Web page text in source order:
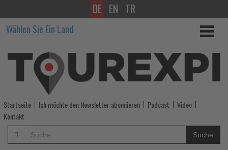
Fehlende
Poolliegen
können
Reisemangel
sein
-
Wissen,
DE EN TR
Wählen Sie Ein Land
Startseite Ich möchte den Newsletter abonnieren Podcast
Video
Kontakt
Suche